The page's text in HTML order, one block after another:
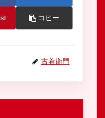
コピー
古着衛門